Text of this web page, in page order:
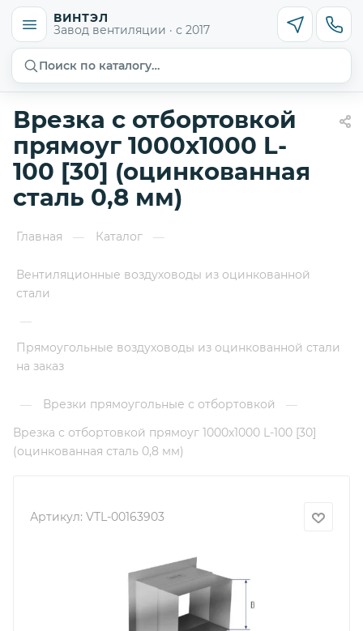
ВИНТЭЛ
Завод вентиляции · с 2017
Поиск по каталогу…
Врезка с отбортовкой
прямоуг 1000х1000 L-
100 [30] (оцинкованная
сталь 0,8 мм)
Главная — Каталог —
Вентиляционные воздуховоды из оцинкованной
стали
—
Прямоугольные воздуховоды из оцинкованной стали
на заказ
— Врезки прямоугольные с отбортовкой
—
Врезка с отбортовкой прямоуг 1000х1000 L-100 [30]
(оцинкованная сталь 0,8 мм)
Артикул: VTL-00163903